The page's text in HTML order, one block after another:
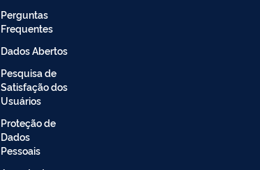
Perguntas
Frequentes
Dados Abertos
Pesquisa de
Satisfação dos
Usuários
Proteção de
Dados
Pessoais